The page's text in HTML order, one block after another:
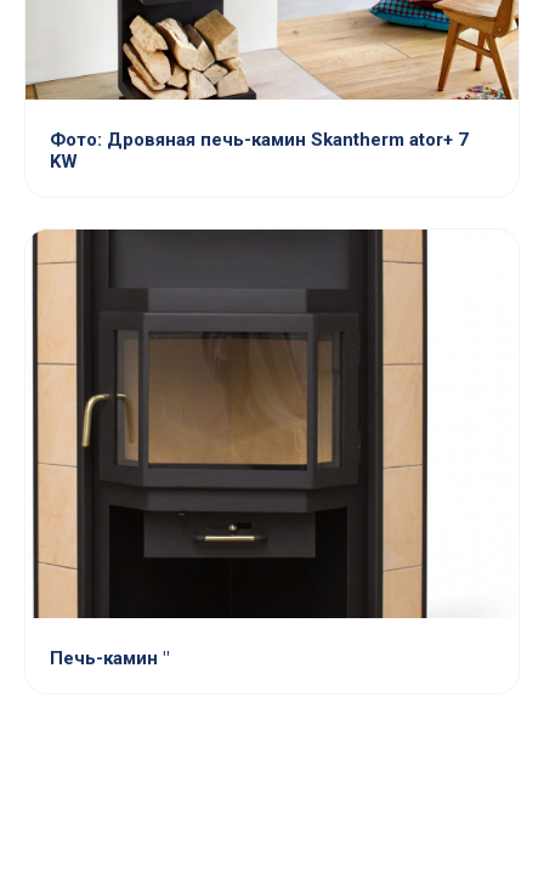
Фото: Дровяная печь-камин Skantherm ator+ 7
KW
Печь-камин "